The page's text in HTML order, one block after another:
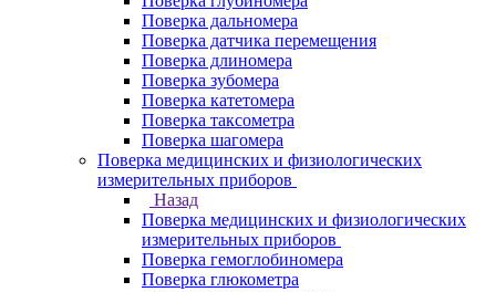
Поверка дальномера
Поверка датчика перемещения
Поверка длиномера
Поверка зубомера
Поверка катетомера
Поверка таксометра
Поверка шагомера
Поверка медицинских и физиологических
измерительных приборов
Назад
Поверка медицинских и физиологических
измерительных приборов
Поверка гемоглобиномера
Поверка глюкометра